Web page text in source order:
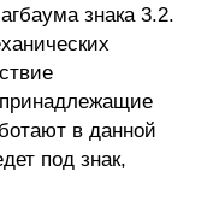
знака 3.2.
в данной
под знак,